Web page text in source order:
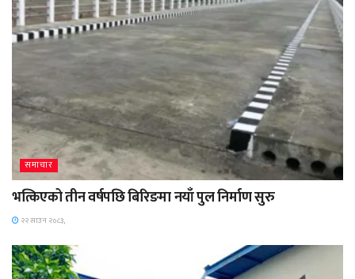
समाचार
भत्किएको तीन वर्षपछि बिरिङमा नयाँ पुल निर्माण सुरु
२२ साउन २०८३,